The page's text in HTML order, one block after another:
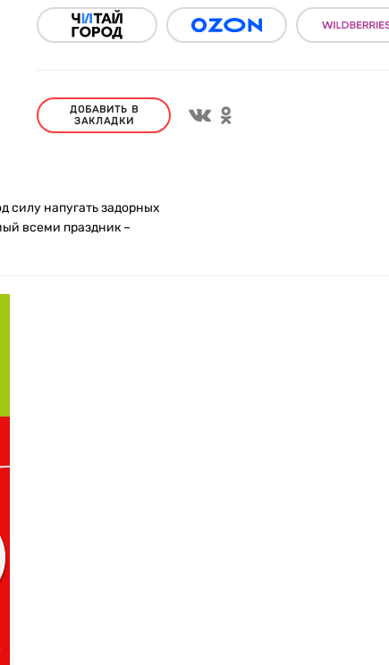
ДОБАВИТЬ В
ЗАКЛАДКИ
силу напугать задорных
всеми праздник –